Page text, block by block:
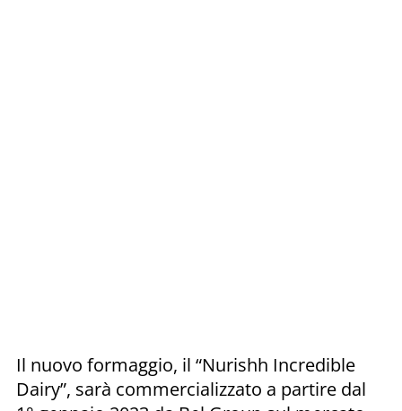
Il nuovo formaggio, il “Nurishh Incredible
Dairy”, sarà commercializzato a partire dal